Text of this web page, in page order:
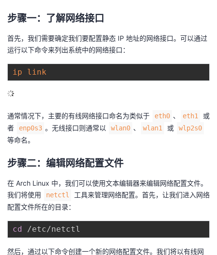
播
活
动
的
关
注
程
认
证
的
实
验
我
的
收
支
持
声
建
步骤一：了解网络接口
首先，我们需要确定我们要配置静态 IP 地址的网络接口。可以通过
运行以下命令来列出系统中的网络接口：
ip link
通常情况下，主要的有线网络接口命名为类似于 eth0 、 eth1
或
者
enp0s3 。无线接口则通常以 wlan0 、 wlan1 或 wlp2s0
等命名。
步骤二：编辑网络配置文件
在 Arch Linux 中，我们可以使用文本编辑器来编辑网络配置文件。
我们将使用
netctl
工具来管理网络配置。首先，让我们进入网络
配置文件所在的目录：
cd
然后，通过以下命令创建一个新的网络配置文件。我们将以有线网